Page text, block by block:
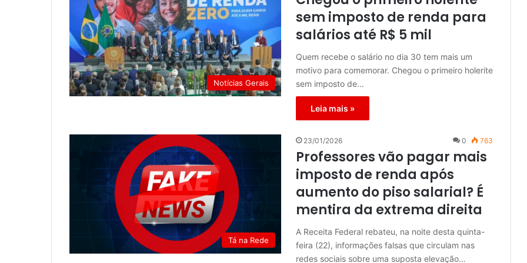
Notícias Gerais
sem imposto de renda para
salários até R$ 5 mil
Quem recebe o salário no dia 30 tem mais um
motivo para comemorar. Chegou o primeiro holerite
sem imposto de…
Leia mais »
Tá na Rede
23/01/2026 0 763
Professores vão pagar mais
imposto de renda após
aumento do piso salarial? É
mentira da extrema direita
A Receita Federal rebateu, na noite desta quinta-
feira (22), informações falsas que circulam nas
redes sociais sobre uma suposta elevação…